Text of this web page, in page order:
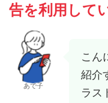
告を利用して
あで子
こん
紹介
ラス